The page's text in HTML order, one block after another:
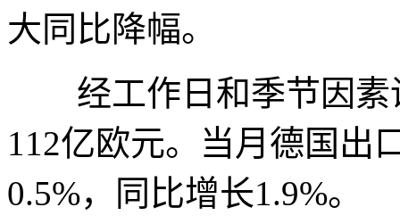
大同比降幅。
经工作日和季节因素
112亿欧元。当月德国出
0.5%，同比增长1.9%。